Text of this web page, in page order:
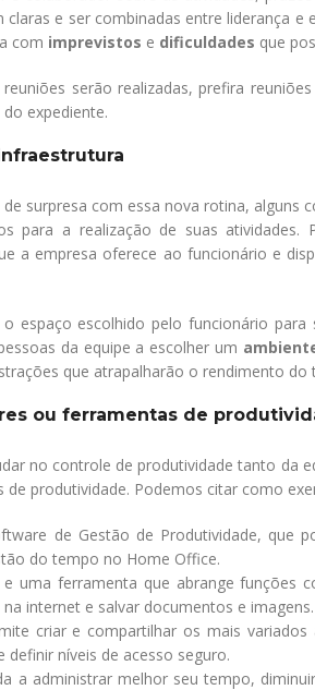
claras e ser combinadas entre liderança
com imprevistos e dificuldades que
serão realizadas, prefira
expediente.
surpresa com essa nova rotina, alguns
para a realização de suas
a empresa oferece ao funcionário e
espaço escolhido pelo funcionário para
da equipe a escolher um
que atrapalharão o rendimento do
ou ferramentas de
no controle de produtividade tanto da
produtividade. Podemos citar como
de Gestão de Produtividade, que
do tempo no Home Office.
uma ferramenta que abrange funções
internet e salvar documentos e imagens.
criar e compartilhar os mais
definir níveis de acesso seguro.
a administrar melhor seu tempo,